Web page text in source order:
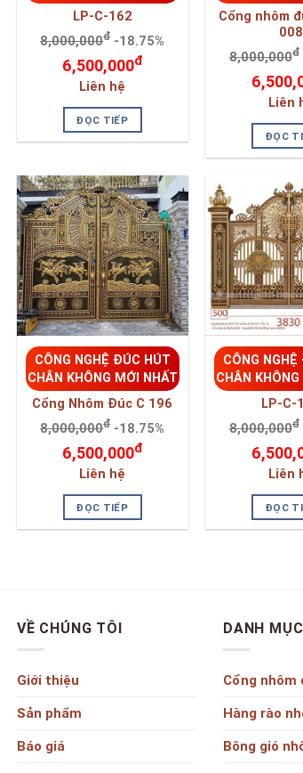
LP-C-162
8,000,000đ -18.75%
6,500,000đ
Liên hệ
ĐỌC TIẾP
Cổng nhôm
008
8,000,000đ
Liên
ĐỌC
CÔNG NGHỆ ĐÚC HÚT
CHÂN KHÔNG MỚI NHẤT
Cổng Nhôm Đúc C 196
8,000,000đ -18.75%
6,500,000đ
Liên hệ
ĐỌC TIẾP
CÔNG
CHÂN
LP-C-
8,000,000đ
Liên
ĐỌC
VỀ CHÚNG TÔI
Giới thiệu
Sản phẩm
Báo giá
DANH
Cổng nhôm
Hàng rào
Bông gió